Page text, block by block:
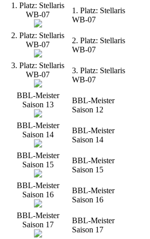
1. Platz: Stellaris
WB-07
1. Platz: Stellaris
WB-07
2. Platz: Stellaris
WB-07
2. Platz: Stellaris
WB-07
3. Platz: Stellaris
WB-07
3. Platz: Stellaris
WB-07
BBL-Meister
Saison 13
BBL-Meister
Saison 12
BBL-Meister
Saison 14
BBL-Meister
Saison 14
BBL-Meister
Saison 15
BBL-Meister
Saison 15
BBL-Meister
Saison 16
BBL-Meister
Saison 16
BBL-Meister
Saison 17
BBL-Meister
Saison 17